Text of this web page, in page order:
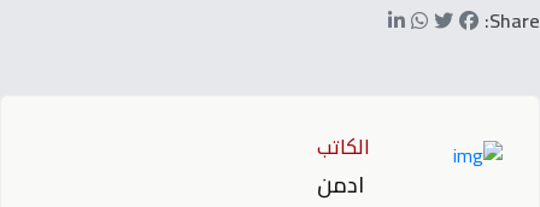
Share:
الكاتب
ادمن